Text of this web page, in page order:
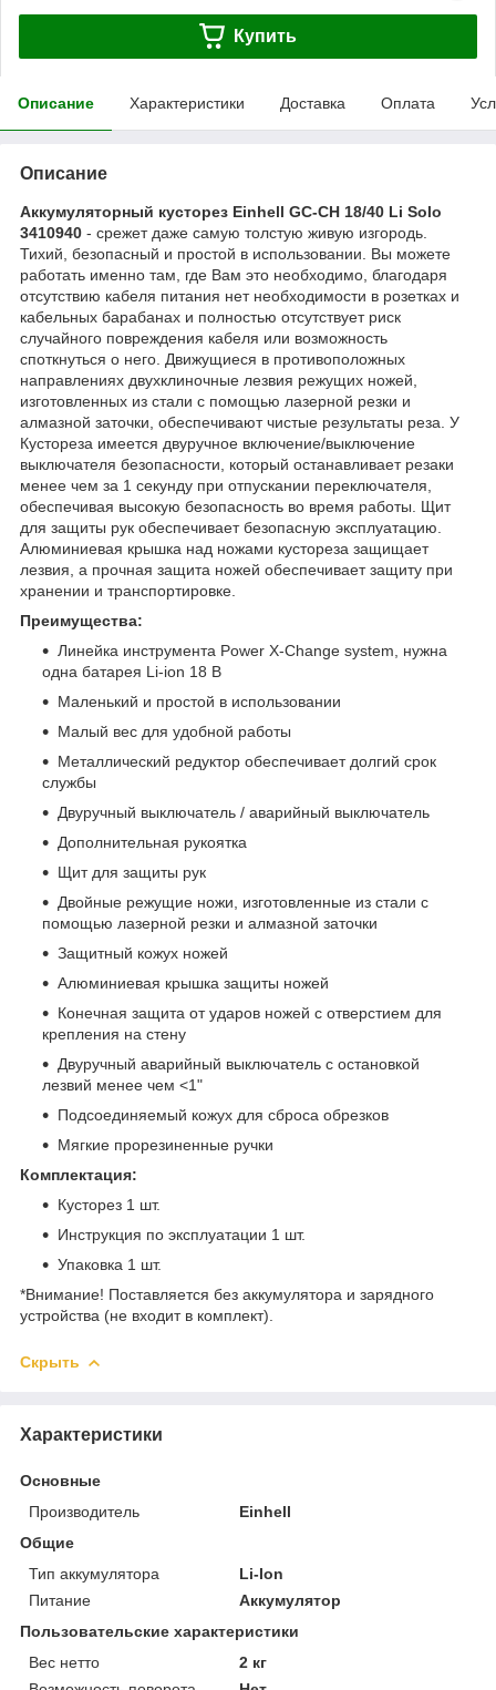
Купить
Описание Характеристики Доставка Оплата
Описание
Аккумуляторный кусторез Einhell GC-CH 18/40 Li Solo
3410940 - срежет даже самую толстую живую изгородь.
Тихий, безопасный и простой в использовании. Вы можете
работать именно там, где Вам это необходимо, благодаря
отсутствию кабеля питания нет необходимости в розетках и
кабельных барабанах и полностью отсутствует риск
случайного повреждения кабеля или возможность
споткнуться о него. Движущиеся в противоположных
направлениях двухклиночные лезвия режущих ножей,
изготовленных из стали с помощью лазерной резки и
алмазной заточки, обеспечивают чистые результаты реза. У
Кустореза имеется двуручное включение/выключение
выключателя безопасности, который останавливает резаки
менее чем за 1 секунду при отпускании переключателя,
обеспечивая высокую безопасность во время работы. Щит
для защиты рук обеспечивает безопасную эксплуатацию.
Алюминиевая крышка над ножами кустореза защищает
лезвия, а прочная защита ножей обеспечивает защиту при
хранении и транспортировке.
Преимущества:
Линейка инструмента Power X-Change system, нужна
одна батарея Li-ion 18 В
Маленький и простой в использовании
Малый вес для удобной работы
Металлический редуктор обеспечивает долгий срок
службы
Двуручный выключатель / аварийный выключатель
Дополнительная рукоятка
Щит для защиты рук
Двойные режущие ножи, изготовленные из стали с
помощью лазерной резки и алмазной заточки
Защитный кожух ножей
Алюминиевая крышка защиты ножей
Конечная защита от ударов ножей с отверстием для
крепления на стену
Двуручный аварийный выключатель с остановкой
лезвий менее чем <1"
Подсоединяемый кожух для сброса обрезков
Мягкие прорезиненные ручки
Комплектация:
Кусторез 1 шт.
Инструкция по эксплуатации 1 шт.
Упаковка 1 шт.
*Внимание! Поставляется без аккумулятора и зарядного
устройства (не входит в комплект).
Скрыть
Характеристики
Основные
Производитель
Einhell
Общие
Тип аккумулятора
Li-Ion
Питание
Аккумулятор
Пользовательские характеристики
Вес нетто
2 кг